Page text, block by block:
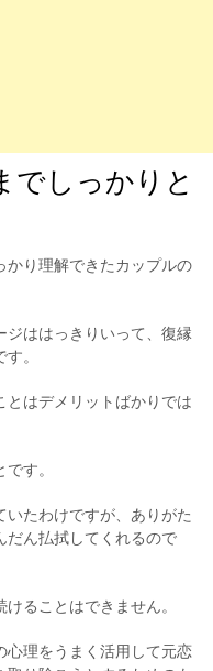
でしっかりと
かり理解できたカップルの
ジははっきりいって、復縁
。
とはデメリットばかりでは
す。
たわけですが、ありがた
だん払拭してくれるので
ることはできません。
心理をうまく活用して元恋